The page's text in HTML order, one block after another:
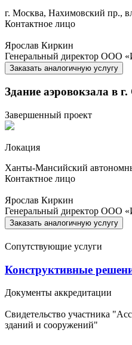
г. Москва, Нахимовский пр.,
Контактное лицо
Ярослав Киркин
Генеральный директор ООО
Заказать аналогичную услугу
Здание аэровокзала в
Завершенный проект
Локация
Ханты-Мансийский
Контактное лицо
Ярослав Киркин
Генеральный директор ООО
Заказать аналогичную услугу
Сопутствующие услуги
Конструктивные
Документы аккредитации
Свидетельство участника
зданий и сооружений"